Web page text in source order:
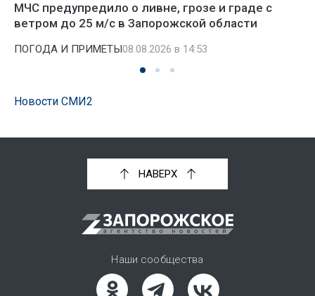
МЧС предупредило о ливне, грозе и граде с
ветром до 25 м/с в Запорожской области
ПОГОДА И ПРИМЕТЫ08.08.2026 в 14:53
Новости СМИ2
НАВЕРХ
Наши сообщества